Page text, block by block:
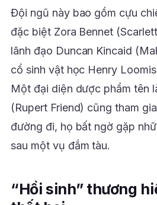
Đội ngũ này bao gồm cựu
đặc biệt Zora Bennet
lãnh đạo Duncan Kincaid
cổ sinh vật học Henry
Một đại diện dược phẩm tên
(Rupert Friend) cũng tham
đường đi, họ bất ngờ gặp
sau một vụ đắm tàu.
“Hồi sinh” thương